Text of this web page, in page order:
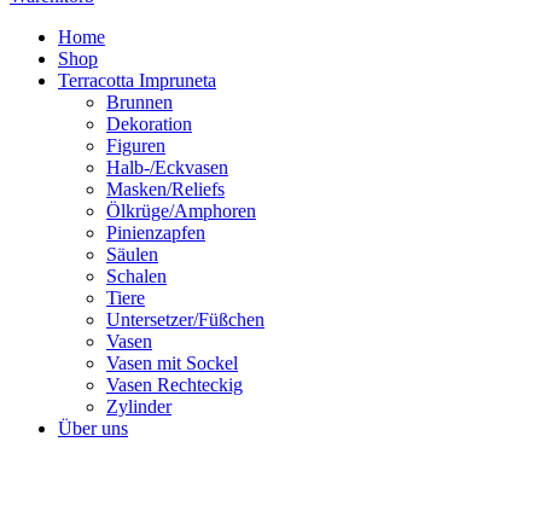
Home
Shop
Terracotta Impruneta
Brunnen
Dekoration
Figuren
Halb-/Eckvasen
Masken/Reliefs
Ölkrüge/Amphoren
Pinienzapfen
Säulen
Schalen
Tiere
Untersetzer/Füßchen
Vasen
Vasen mit Sockel
Vasen Rechteckig
Zylinder
Über uns